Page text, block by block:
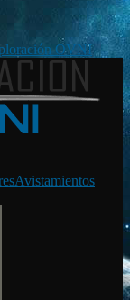
OVNI
Avistamientos